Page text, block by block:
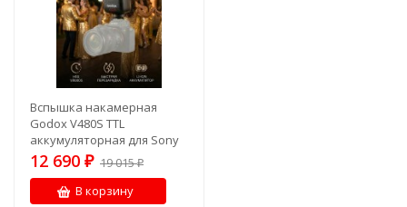
Вспышка накамерная
Godox V480S TTL
аккумуляторная для Sony
12 690 ₽ 19 015₽
В корзину